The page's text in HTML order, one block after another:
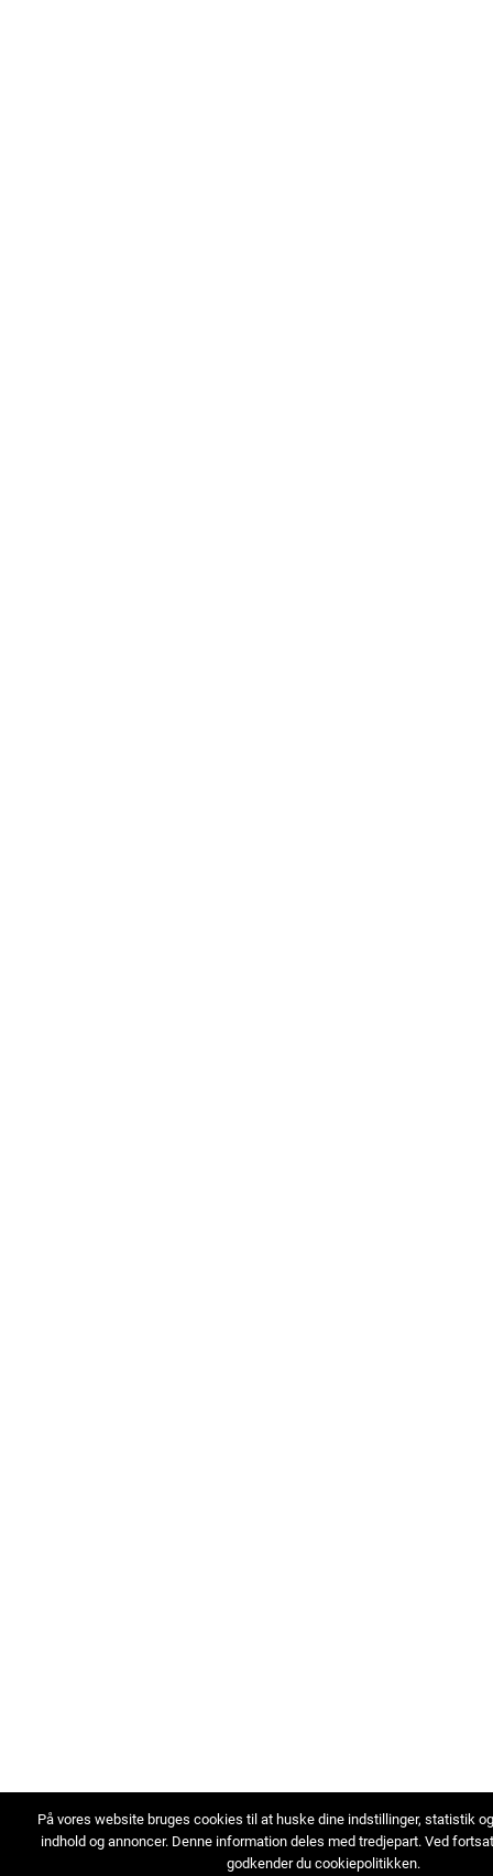
På vores website bruges cookies til at huske dine indstillinger, statistik
indhold og annoncer. Denne information deles med tredjepart. Ved
godkender du cookiepolitikken.